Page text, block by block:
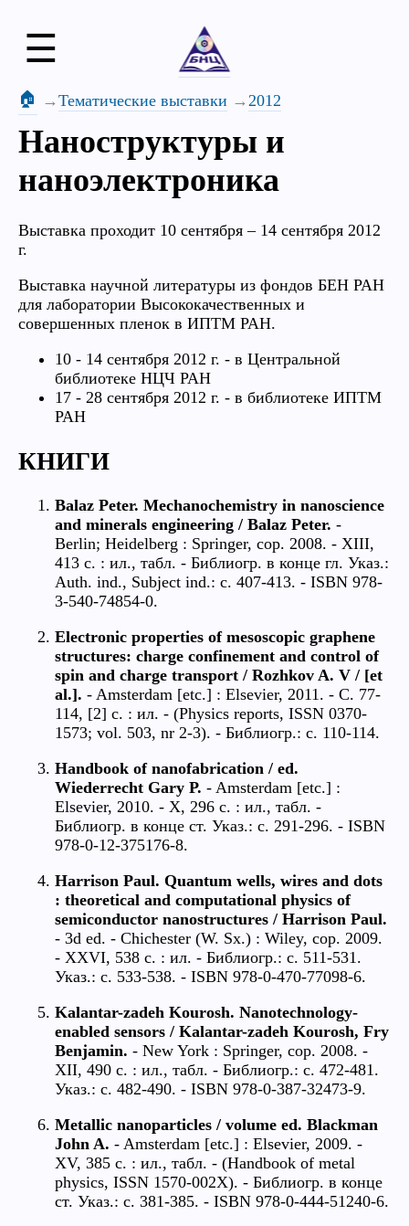
☰
🏠 Тематические выставки 2012
Наноструктуры и
наноэлектроника
Выставка проходит 10 сентября – 14 сентября 2012
г.
Выставка научной литературы из фондов БЕН РАН
для лаборатории Высококачественных и
совершенных пленок в ИПТМ РАН.
10 - 14 сентября 2012 г. - в Центральной
библиотеке НЦЧ РАН
17 - 28 сентября 2012 г. - в библиотеке ИПТМ
РАН
КНИГИ
Balaz Peter. Mechanochemistry in nanoscience
and minerals engineering / Balaz Peter. -
Berlin; Heidelberg : Springer, cop. 2008. - XIII,
413 c. : ил., табл. - Библиогр. в конце гл. Указ.:
Auth. ind., Subject ind.: c. 407-413. - ISBN 978-
3-540-74854-0.
Electronic properties of mesoscopic graphene
structures: charge confinement and control of
spin and charge transport / Rozhkov A. V / [et
al.]. - Amsterdam [etc.] : Elsevier, 2011. - C. 77-
114, [2] c. : ил. - (Physics reports, ISSN 0370-
1573; vol. 503, nr 2-3). - Библиогр.: c. 110-114.
Handbook of nanofabrication / ed.
Wiederrecht Gary P. - Amsterdam [etc.] :
Elsevier, 2010. - X, 296 c. : ил., табл. -
Библиогр. в конце ст. Указ.: с. 291-296. - ISBN
978-0-12-375176-8.
Harrison Paul. Quantum wells, wires and dots
: theoretical and computational physics of
semiconductor nanostructures / Harrison Paul.
- 3d ed. - Chichester (W. Sx.) : Wiley, cop. 2009.
- XXVI, 538 c. : ил. - Библиогр.: с. 511-531.
Указ.: с. 533-538. - ISBN 978-0-470-77098-6.
Kalantar-zadeh Kourosh. Nanotechnology-
enabled sensors / Kalantar-zadeh Kourosh, Fry
Benjamin. - New York : Springer, cop. 2008. -
XII, 490 c. : ил., табл. - Библиогр.: с. 472-481.
Указ.: с. 482-490. - ISBN 978-0-387-32473-9.
Metallic nanoparticles / volume ed. Blackman
John A. - Amsterdam [etc.] : Elsevier, 2009. -
XV, 385 c. : ил., табл. - (Handbook of metal
physics, ISSN 1570-002X). - Библиогр. в конце
ст. Указ.: с. 381-385. - ISBN 978-0-444-51240-6.